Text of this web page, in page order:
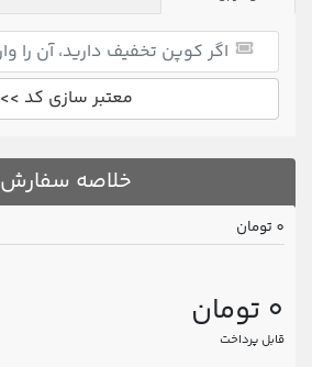
معتبر سازی کد >>
خلاصه سفارش
0 تومان
0 تومان
قابل پرداخت